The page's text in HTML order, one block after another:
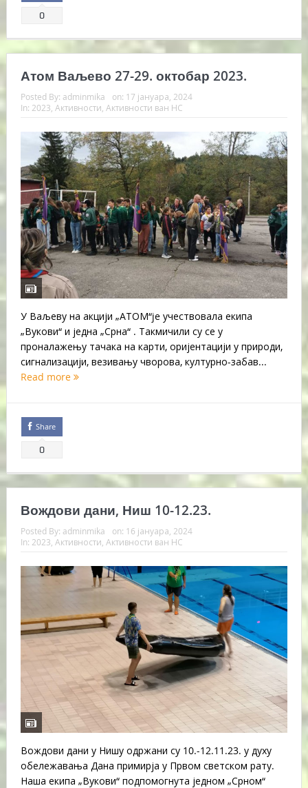
0
Атом Ваљево 27-29. октобар 2023.
Posted By: adminmika on: 17 јануара, 2024
In: 2023 Активности Активности ван НС
У Ваљеву на акцији „АТОМ“je учествовала екипа
„Вукови“ и једна „Срна“ . Такмичили су се у
проналажењу тачака на карти, оријентацији у природи,
сигнализацији, везивању чворова, културно-забав...
Read more
Share
0
Вождови дани, Ниш 10-12.23.
Posted By: adminmika on: 16 јануара, 2024
In: 2023 Активности Активности ван НС
Вождови дани у Нишу одржани су 10.-12.11.23. у духу
обележавања Дана примирја у Првом светском рату.
Наша екипа „Вукови“ подпомогнута једном „Срном“